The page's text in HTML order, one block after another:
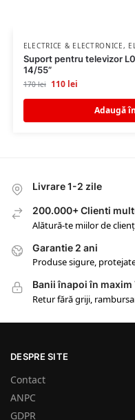
ELECTRICE & ELECTRONICE,
Suport pentru televizor
14/55”
170lei 110 lei
Adaugă
Livrare 1-2 zile
200.000+ Clienti
Alătură-te miilor de
Garantie 2 ani
Produse sigure,
Banii înapoi în maxim
Retur fără griji,
DESPRE SITE
Contact
ANPC
GDPR